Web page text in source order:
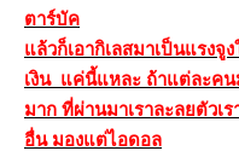
ตาร์บัค
ล้วก็เอากิเลสมาเป็นแรงจู
เงิน แค่นี้แหละ ถ้าแต่ละคน
มาก ที่ผ่านมาเราละลยตัวเ
อื่น มองแต่ไอดอล